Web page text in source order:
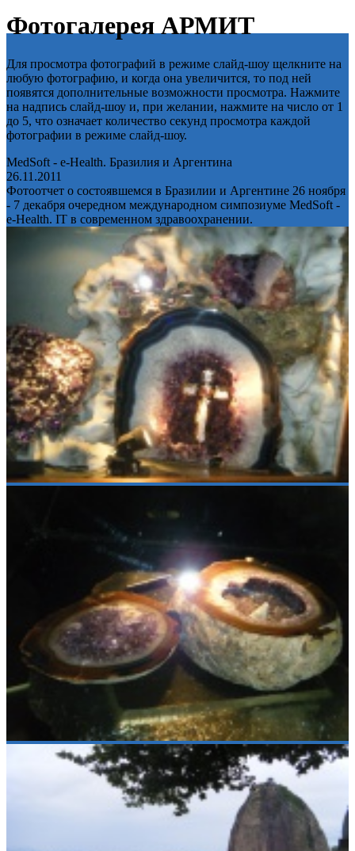
Фотогалерея АРМИТ
Для просмотра фотографий в режиме слайд-шоу щелкните на
любую фотографию, и когда она увеличится, то под ней
появятся дополнительные возможности просмотра. Нажмите
на надпись слайд-шоу и, при желании, нажмите на число от 1
до 5, что означает количество секунд просмотра каждой
фотографии в режиме слайд-шоу.
MedSoft - e-Health. Бразилия и Аргентина
26.11.2011
Фотоотчет о состоявшемся в Бразилии и Аргентине 26 ноября
- 7 декабря очередном международном симпозиуме MedSoft -
e-Health. IT в современном здравоохранении.